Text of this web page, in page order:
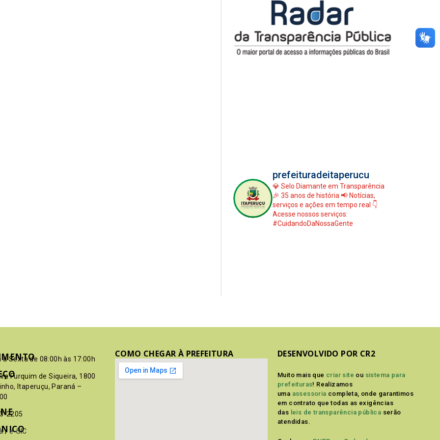
prefeituradeitaperucu
💎 Selo Diamante em Transparência
🎉 35 anos de história 📢 Notícias,
serviços e ações em tempo real 👇
Acesse nossos serviços:
#CuidandoDaNossaGente
à Sexta de 08:00h às 17:00h
Furquim de Siqueira, 1800
Itaperuçu, Paraná –
2205
/ e-SIC
COMO CHEGAR À PREFEITURA DESENVOLVIDO POR CR2
Muito mais que criar site ou sistema para
prefeituras! Realizamos
uma assessoria completa, onde garantimos
em contrato que todas as exigências
das leis de transparência pública serão
atendidas.